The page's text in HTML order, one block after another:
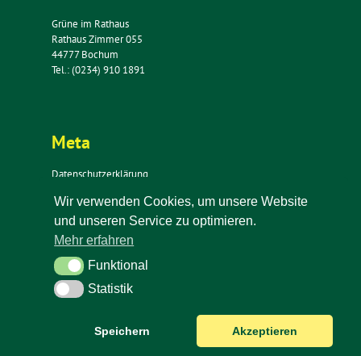
Grüne im Rathaus
Rathaus Zimmer 055
44777 Bochum
Tel.: (0234) 910 1891
Meta
Datenschutzerklärung
Impressum
Kontakt
Newsletter
Wir verwenden Cookies, um unsere Website
und unseren Service zu optimieren.
Mehr erfahren
FunktionalFunktional
StatistikStatistik
Speichern Akzeptieren